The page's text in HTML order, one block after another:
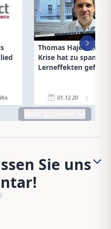
Thomas Hajek:
Krise hat zu
Lerneffekten
01.12.20 |
Sie uns